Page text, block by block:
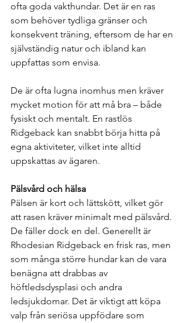
ofta goda vakthundar. Det är en ras
som behöver tydliga gränser och
konsekvent träning, eftersom de har en
självständig natur och ibland kan
uppfattas som envisa.
De är ofta lugna inomhus men kräver
mycket motion för att må bra – både
fysiskt och mentalt. En rastlös
Ridgeback kan snabbt börja hitta på
egna aktiviteter, vilket inte alltid
uppskattas av ägaren.
Pälsvård och hälsa
Pälsen är kort och lättskött, vilket gör
att rasen kräver minimalt med pälsvård.
De fäller dock en del. Generellt är
Rhodesian Ridgeback en frisk ras, men
som många större hundar kan de vara
benägna att drabbas av
höftledsdysplasi och andra
ledsjukdomar. Det är viktigt att köpa
valp från seriösa uppfödare som